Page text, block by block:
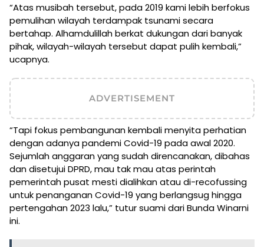
“Atas musibah tersebut, pada 2019 kami lebih berfokus
pemulihan wilayah terdampak tsunami secara
bertahap. Alhamdulillah berkat dukungan dari banyak
pihak, wilayah-wilayah tersebut dapat pulih kembali,”
ucapnya.
ADVERTISEMENT
“Tapi fokus pembangunan kembali menyita perhatian
dengan adanya pandemi Covid-19 pada awal 2020.
Sejumlah anggaran yang sudah direncanakan, dibahas
dan disetujui DPRD, mau tak mau atas perintah
pemerintah pusat mesti dialihkan atau di-recofussing
untuk penanganan Covid-19 yang berlangsug hingga
pertengahan 2023 lalu,” tutur suami dari Bunda Winarni
ini.